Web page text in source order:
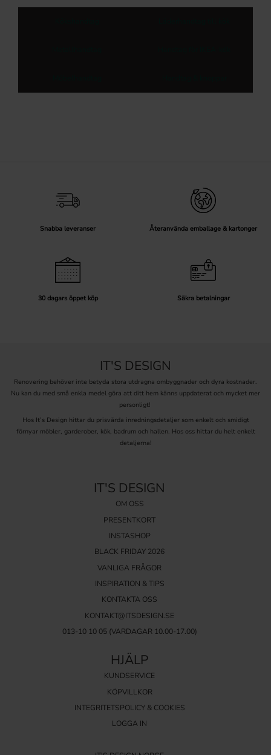
Snabba leveranser Återanvända emballage & kartonger
30 dagars öppet köp Säkra betalningar
IT'S DESIGN
Renovering behöver inte betyda stora utdragna ombyggnader och dyra kostnader.
Nu kan du med små enkla medel göra att ditt hem känns uppdaterat och mycket mer
personligt!
Hos It’s Design hittar du prisvärda inredningsdetaljer som enkelt och smidigt
förnyar möbler, garderober, kök, badrum och hallen. Hos oss hittar du helt enkelt
detaljerna!
IT'S DESIGN
OM OSS
PRESENTKORT
INSTASHOP
BLACK FRIDAY 2026
VANLIGA FRÅGOR
INSPIRATION & TIPS
KONTAKTA OSS
KONTAKT@ITSDESIGN.SE
013-10 10 05(VARDAGAR 10.00-17.00)
HJÄLP
KUNDSERVICE
KÖPVILLKOR
INTEGRITETSPOLICY & COOKIES
LOGGA IN